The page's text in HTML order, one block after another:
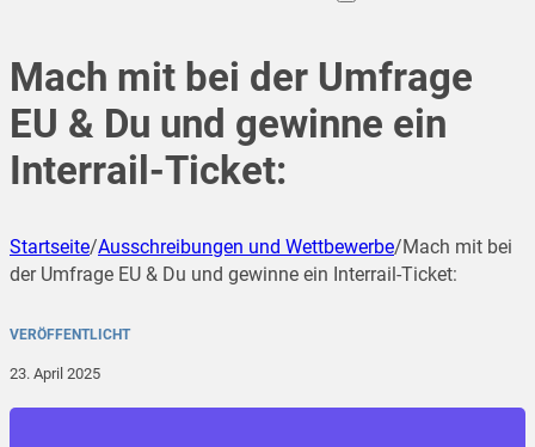
Mach mit bei der Umfrage
EU & Du und gewinne ein
Interrail-Ticket:
Startseite/Ausschreibungen und Wettbewerbe/Mach mit bei
der Umfrage EU & Du und gewinne ein Interrail-Ticket:
VERÖFFENTLICHT
23. April 2025